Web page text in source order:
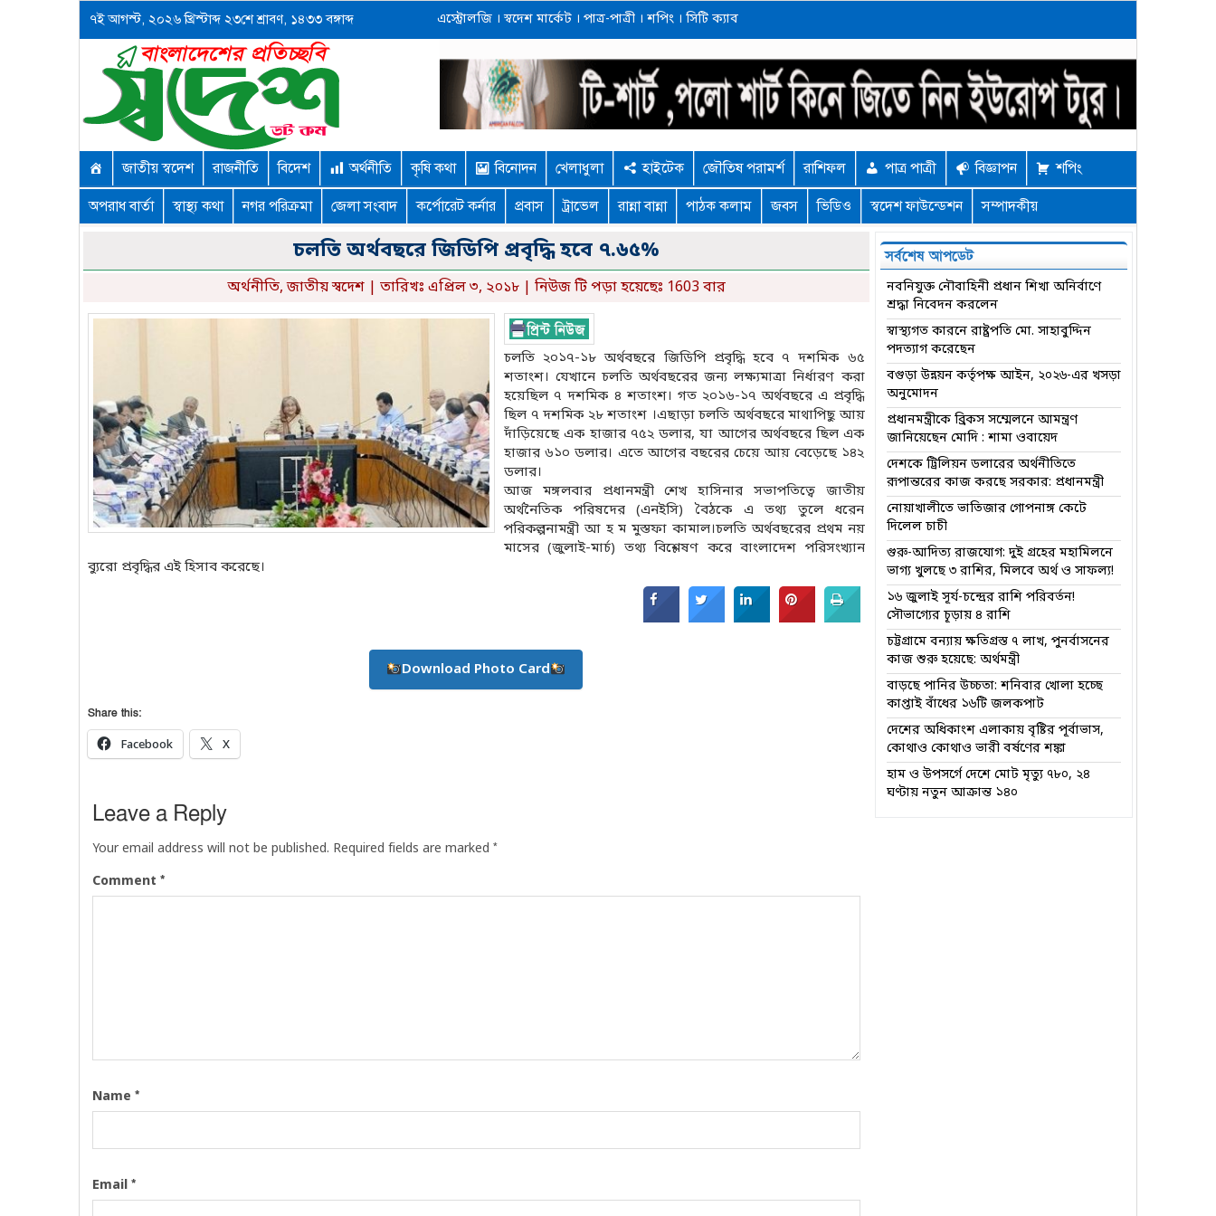
৭ই আগস্ট, ২০২৬ খ্রিস্টাব্দ ২৩শে শ্রাবণ, ১৪৩৩ বঙ্গাব্দ এস্ট্রোলজি। স্বদেশ মার্কেট। পাত্র-পাত্রী। শপিং। সিটি ক্যাব
জাতীয় স্বদেশ রাজনীতি বিদেশ অর্থনীতি কৃষি কথা বিনোদন খেলাধুলা হাইটেক জৌতিষ পরামর্শ রাশিফল পাত্র পাত্রী বিজ্ঞাপন শপিং
অপরাধ বার্তা স্বাস্থ্য কথা নগর পরিক্রমা জেলা সংবাদ কর্পোরেট কর্নার প্রবাস ট্রাভেল রান্না বান্না পাঠক কলাম জবস ভিডিও স্বদেশ ফাউন্ডেশন সম্পাদকীয়
চলতি অর্থবছরে জিডিপি প্রবৃদ্ধি হবে ৭.৬৫%
অর্থনীতি,জাতীয় স্বদেশ| তারিখঃ এপ্রিল ৩, ২০১৮ | নিউজ টি পড়া হয়েছেঃ 1603 বার
চলতি ২০১৭-১৮ অর্থবছরে জিডিপি প্রবৃদ্ধি হবে ৭ দশমিক ৬৫
শতাংশ। যেখানে চলতি অর্থবছরের জন্য লক্ষ্যমাত্রা নির্ধারণ করা
হয়েছিল ৭ দশমিক ৪ শতাংশ। গত ২০১৬-১৭ অর্থবছরে এ প্রবৃদ্ধি
ছিল ৭ দশমিক ২৮ শতাংশ ।এছাড়া চলতি অর্থবছরে মাথাপিছু আয়
দাঁড়িয়েছে এক হাজার ৭৫২ ডলার, যা আগের অর্থবছরে ছিল এক
হাজার ৬১০ ডলার। এতে আগের বছরের চেয়ে আয় বেড়েছে ১৪২
ডলার।
আজ মঙ্গলবার প্রধানমন্ত্রী শেখ হাসিনার সভাপতিত্বে জাতীয়
অর্থনৈতিক পরিষদের (এনইসি) বৈঠকে এ তথ্য তুলে ধরেন
পরিকল্পনামন্ত্রী আ হ ম মুস্তফা কামাল।চলতি অর্থবছরের প্রথম নয়
মাসের (জুলাই-মার্চ) তথ্য বিশ্লেষণ করে বাংলাদেশ পরিসংখ্যান
ব্যুরো প্রবৃদ্ধির এই হিসাব করেছে।
Download Photo Card
Share this:
Facebook X
Leave a Reply
Your email address will not be published. Required fields are marked *
Comment *
Name *
Email *
সর্বশেষ আপডেট
নবনিযুক্ত নৌবাহিনী প্রধান শিখা অনির্বাণে
শ্রদ্ধা নিবেদন করলেন
স্বাস্থ্যগত কারনে রাষ্ট্রপতি মো. সাহাবুদ্দিন
পদত্যাগ করেছেন
বগুড়া উন্নয়ন কর্তৃপক্ষ আইন, ২০২৬-এর খসড়া
অনুমোদন
প্রধানমন্ত্রীকে ব্রিকস সম্মেলনে আমন্ত্রণ
জানিয়েছেন মোদি : শামা ওবায়েদ
দেশকে ট্রিলিয়ন ডলারের অর্থনীতিতে
রূপান্তরের কাজ করছে সরকার: প্রধানমন্ত্রী
নোয়াখালীতে ভাতিজার গোপনাঙ্গ কেটে
দিলেল চাচী
গুরু-আদিত্য রাজযোগ: দুই গ্রহের মহামিলনে
ভাগ্য খুলছে ৩ রাশির, মিলবে অর্থ ও সাফল্য!
১৬ জুলাই সূর্য-চন্দ্রের রাশি পরিবর্তন!
সৌভাগ্যের চূড়ায় ৪ রাশি
চট্টগ্রামে বন্যায় ক্ষতিগ্রস্ত ৭ লাখ, পুনর্বাসনের
কাজ শুরু হয়েছে: অর্থমন্ত্রী
বাড়ছে পানির উচ্চতা: শনিবার খোলা হচ্ছে
কাপ্তাই বাঁধের ১৬টি জলকপাট
দেশের অধিকাংশ এলাকায় বৃষ্টির পূর্বাভাস,
কোথাও কোথাও ভারী বর্ষণের শঙ্কা
হাম ও উপসর্গে দেশে মোট মৃত্যু ৭৮০, ২৪
ঘণ্টায় নতুন আক্রান্ত ১৪০